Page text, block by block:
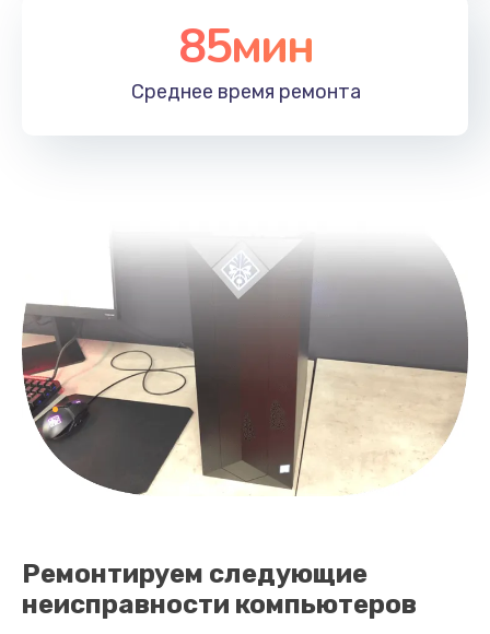
85мин
Среднее время ремонта
Ремонтируем следующие
неисправности компьютеров